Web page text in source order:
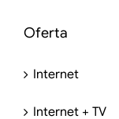
Oferta
Internet
Internet + TV